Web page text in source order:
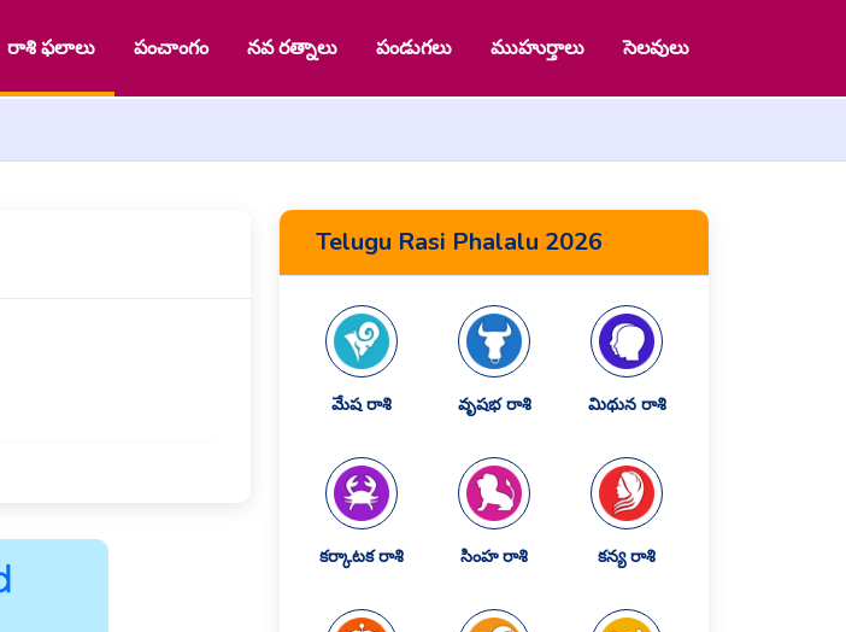
రాశి ఫలాలు పంచాంగం నవ రత్నాలు పండుగలు ముహుర్తాలు సెలవులు
Telugu Rasi Phalalu 2026
మేష రాశి వృషభ రాశి మిథున రాశి
కర్కాటక రాశి సింహ రాశి కన్య రాశి